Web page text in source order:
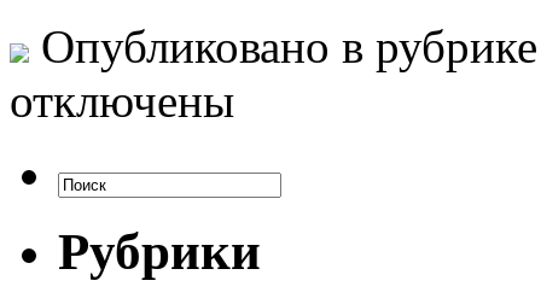
Опубликовано в
отключены
Рубрики